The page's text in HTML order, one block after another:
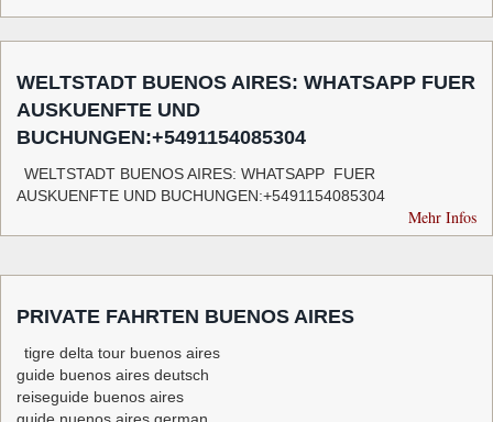
WELTSTADT BUENOS AIRES: WHATSAPP FUER
AUSKUENFTE UND
BUCHUNGEN:+5491154085304
WELTSTADT BUENOS AIRES: WHATSAPP FUER
AUSKUENFTE UND BUCHUNGEN:+5491154085304
Mehr Infos
PRIVATE FAHRTEN BUENOS AIRES
tigre delta tour buenos aires
guide buenos aires deutsch
reiseguide buenos aires